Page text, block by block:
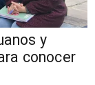
y
conocer